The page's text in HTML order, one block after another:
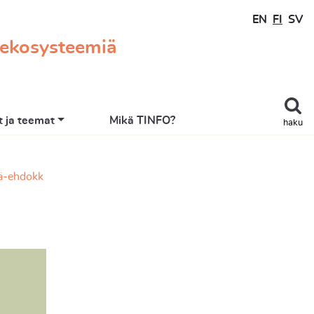
EN FI SV
haku
ja teemat Mikä TINFO?
ehdokk